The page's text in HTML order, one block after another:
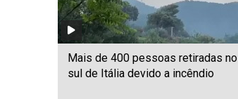
Mais de 400 pessoas retiradas no
sul de Itália devido a incêndio